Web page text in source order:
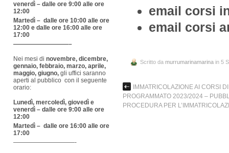
email corsi
email corsi
Scritto da murrumarinamarina in 5
IMMATRICOLAZIONE AI CORSI
PROGRAMMATO 2023/2024 –
PROCEDURA PER
venerdì – dalle ore 9:00 alle ore
12:00
Martedì – dalle ore 10:00 alle ore
12:00 e dalle ore 16:00 alle ore
17:00
—————————–
Nei mesi di novembre, dicembre,
gennaio, febbraio, marzo, aprile,
maggio, giugno, gli uffici saranno
aperti al pubblico con il seguente
orario:
Lunedì, mercoledì, giovedì e
venerdì – dalle ore 9:00 alle ore
12:00
Martedì – dalle ore 16:00 alle ore
17:00
——————————-